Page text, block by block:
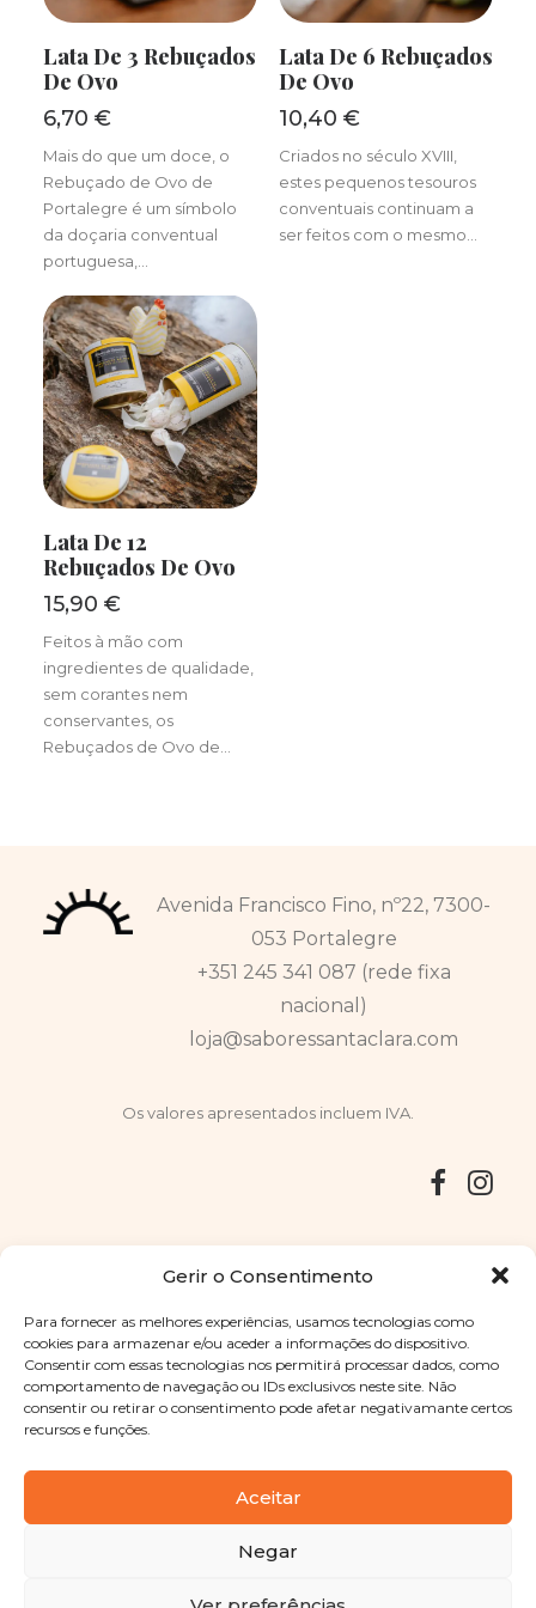
Gerir o Consentimento
Para fornecer as melhores experiências, usamos tecnologias como
cookies para armazenar e/ou aceder a informações do dispositivo.
Consentir com essas tecnologias nos permitirá processar dados, como
comportamento de navegação ou IDs exclusivos neste site. Não
consentir ou retirar o consentimento pode afetar negativamante certos
recursos e funções.
Aceitar
Negar
ADICIONAR
Lata De 3 Rebuçados
De Ovo
6,70 €
Mais do que um doce, o
Rebuçado de Ovo de
Portalegre é um símbolo
da doçaria conventual
portuguesa,…
ADICIONAR
Lata De 6 Rebuçados
De Ovo
10,40 €
Criados no século XVIII,
estes pequenos tesouros
conventuais continuam a
ser feitos com o mesmo…
Lata De 12
Rebuçados De Ovo
15,90 €
Feitos à mão com
ingredientes de qualidade,
sem corantes nem
conservantes, os
Rebuçados de Ovo de…
Avenida Francisco Fino, nº22, 7300-
053 Portalegre
+351 245 341 087 (rede fixa
nacional)
loja@saboressantaclara.com
Os valores apresentados incluem IVA.
Copyright © 2025 Sabores Santa Clara
. Todos os direitos
reservadosPolítica de Privacidade |Termos e condições
Designed byShift Your Branding Agency